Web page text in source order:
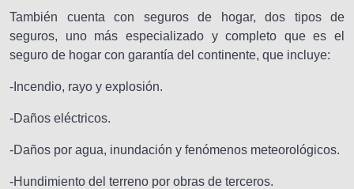
También cuenta con seguros de hogar, dos tipos de
seguros, uno más especializado y completo que es el
seguro de hogar con garantía del continente, que incluye:
-Incendio, rayo y explosión.
-Daños eléctricos.
-Daños por agua, inundación y fenómenos meteorológicos.
-Hundimiento del terreno por obras de terceros.